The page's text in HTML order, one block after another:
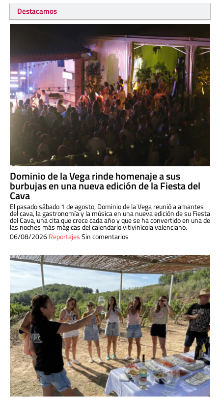
Destacamos
Dominio de la Vega rinde homenaje a sus
burbujas en una nueva edición de la Fiesta del
Cava
El pasado sábado 1 de agosto, Dominio de la Vega reunió a amantes
del cava, la gastronomía y la música en una nueva edición de su Fiesta
del Cava, una cita que crece cada año y que se ha convertido en una de
las noches más mágicas del calendario vitivinícola valenciano.
06/08/2026ReportajesSin comentarios